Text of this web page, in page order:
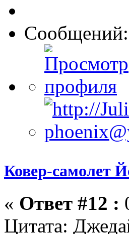
Ковер-самолет
« Ответ #12 :
Цитата: